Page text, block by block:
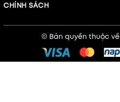
CHÍNH SÁCH
© Bản quyền thuộc về